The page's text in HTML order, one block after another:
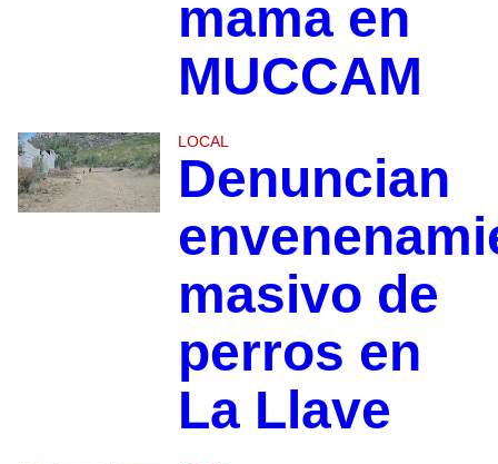
mama en
MUCCAM
LOCAL
Denuncian
masivo de
perros en
La Llave